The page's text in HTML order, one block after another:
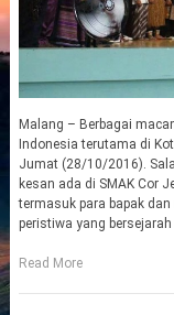
Malang – Berbagai
Indonesia terutama di
Jumat (28/10/2016).
kesan ada di SMAK Cor
termasuk para bapak
peristiwa yang bersejarah
Read More